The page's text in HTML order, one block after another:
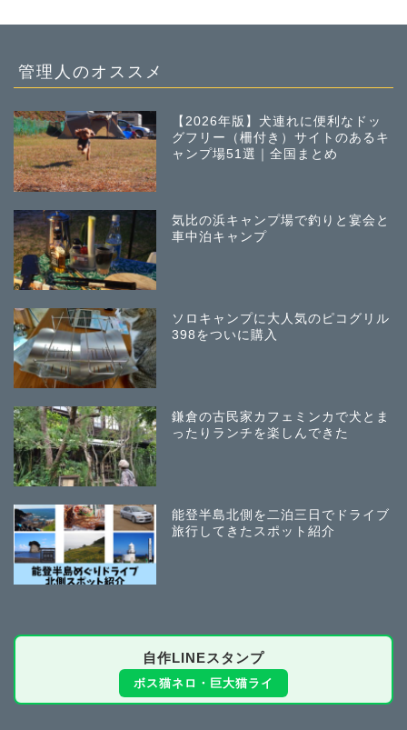
管理人のオススメ
【2026年版】犬連れに便利なドッ
グフリー（柵付き）サイトのあるキ
ャンプ場51選｜全国まとめ
気比の浜キャンプ場で釣りと宴会と
車中泊キャンプ
ソロキャンプに大人気のピコグリル
398をついに購入
鎌倉の古民家カフェミンカで犬とま
ったりランチを楽しんできた
能登半島北側を二泊三日でドライブ
旅行してきたスポット紹介
自作LINEスタンプ
ボス猫ネロ・巨大猫ライ